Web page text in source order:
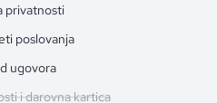
privatnosti
poslovanja
ugovora
i darovna kartica